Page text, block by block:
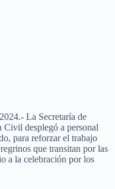
La Secretaría de
Civil desplegó a personal
para reforzar el trabajo
que transitan por las
a la celebración por los